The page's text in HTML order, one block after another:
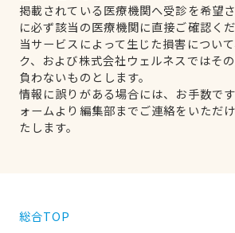
掲載されている医療機関へ受診を希望
に必ず該当の医療機関に直接ご確認くだ
当サービスによって生じた損害につい
ク、および株式会社ウェルネスではそ
負わないものとします。
情報に誤りがある場合には、お手数で
ォームより編集部までご連絡をいただ
たします。
総合TOP